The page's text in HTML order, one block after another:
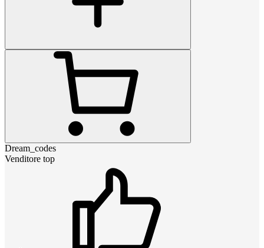
Dream_codes
Venditore top